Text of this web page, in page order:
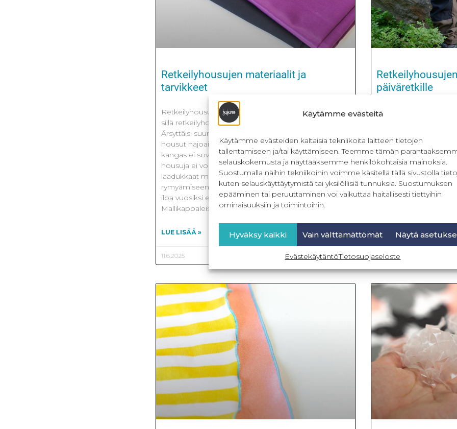
Käytämme evästeitä
Käytämme evästeiden kaltaisia tekniikoita laitteen tietojen
tallentamiseen ja/tai käyttämiseen. Teemme tämän
selauskokemusta ja näyttääksemme henkilökohtaisia mainoksia.
Suostumalla näihin tekniikoihin voimme käsitellä tällä sivustolla
kuten selauskäyttäytymistä tai yksilöllisiä tunnuksia. Suostumuksen
epääminen tai peruuttaminen voi vaikuttaa haitallisesti tiettyihin
ominaisuuksiin ja toimintoihin.
Hyväksy kaikki Vain välttämättömät Näytä
EvästekäytäntöTietosuojaseloste
Retkeilyhousujen materiaalit ja
tarvikkeet
Retkeilyhousujen materiaalit kannattaa valita huolella,
sillä retkeilyhousujen ompelu on iso projekti.
Ärsyttäisi suunnattomasti, kun vaivalla ommellut
housut hajoaisivat ensimmäisellä käyttökerralla,
kangas ei sovellukkaan käyttötarkoitukseen tai
housuja ei voisikaan pestä puhtaaksi. Kun valitsee
laadukkaat materiaalit, jotka soveltuvat metsissä
rymyämiseen, housut kestävät käytössä ja niistä on
iloa vuosiksi eteenpäin. Kooste postauksesta:
Mallikappaleissa
LUE LISÄÄ »
11.6.2025
päiväretkille
Retkeilyhousujen
täytyy tehdä loppuun
aivoilta vähemmän ja
enemmän. Toinen
ihan älyttömästi
kiitos
11.6.2025